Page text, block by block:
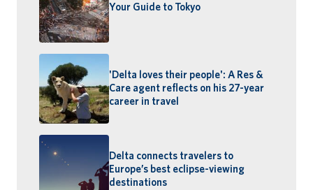
Your Guide to Tokyo
'Delta loves their people': A Res &
Care agent reflects on his 27-year
career in travel
Delta connects travelers to
Europe’s best eclipse-viewing
destinations